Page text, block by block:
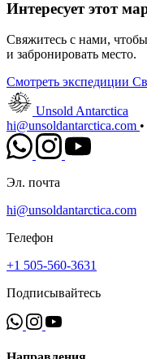
Интересует этот
Свяжитесь с нами,
и забронировать место.
Смотреть экспедиции
Unsold Antarctica
hi@unsoldantarctica.com •
Эл. почта
hi@unsoldantarctica.com
Телефон
+1 505-560-3631
Подписывайтесь